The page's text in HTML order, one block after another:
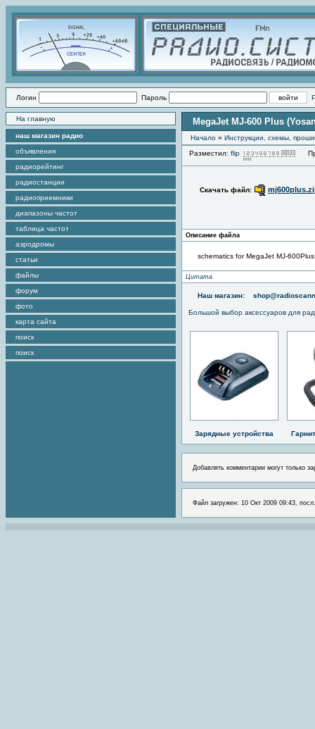
Логин Пароль
На главную
наш магазин радио
объявления
радиорейтинг
радиостанции
радиоприемники
диапазоны частот
таблица частот
аэродромы
статьи
файлы
форум
фото
карта сайта
поиск
поиск
MegaJet MJ-600 Plus
Начало » Инструкции, схемы,
Разместил: flip
Скачать файл:
Описание файла
schematics for MegaJet MJ-
Цитата
Наш магазин:
Большой выбор аксессуаров для
Зарядные устройства
Добавлять комментарии могут только
Файл загружен: 10 Окт 2009 09:43,